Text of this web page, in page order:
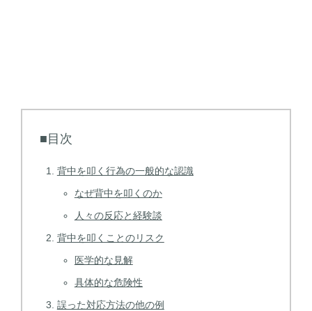
■目次
背中を叩く行為の一般的な認識
なぜ背中を叩くのか
人々の反応と経験談
背中を叩くことのリスク
医学的な見解
具体的な危険性
誤った対応方法の他の例